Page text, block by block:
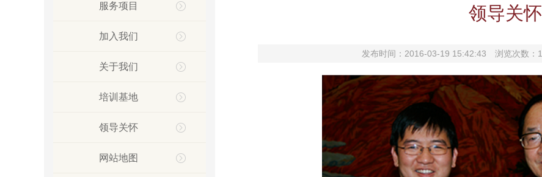
服务项目
加入我们
关于我们
培训基地
领导关怀
网站地图
领导关怀
发布时间：2016-03-19 15:42:43 浏览次数：1